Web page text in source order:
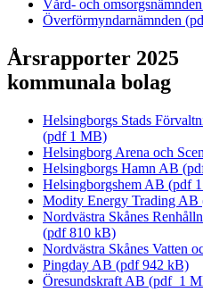
Vård- och
Överförmyndarnämnden
Årsrapporter 2025
kommunala bolag
Helsingborgs Stads
(pdf 1 MB)
Helsingborg Arena och
Helsingborgs Hamn AB
Helsingborgshem AB (pdf
Modity Energy Trading AB
Nordvästra Skånes
(pdf 810 kB)
Nordvästra Skånes Vatten
Pingday AB (pdf 942 kB)
Öresundskraft AB (pdf 1